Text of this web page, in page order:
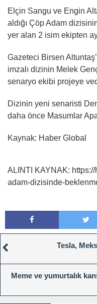
Elçin Sangu ve Engin
aldığı Çöp Adam
yer alan 2 isim ekipten
Gazeteci Birsen
imzalı dizinin Melek
senaryo ekibi projeye
Dizinin yeni senaristi
daha önce Masumlar
Kaynak: Haber Global
ALINTI KAYNAK:
adam-dizisinde-
Tesla,
Meme ve yumurtalık